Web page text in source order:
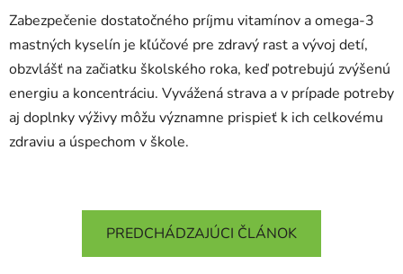
Zabezpečenie dostatočného príjmu vitamínov a omega-3
mastných kyselín je kľúčové pre zdravý rast a vývoj detí,
obzvlášť na začiatku školského roka, keď potrebujú zvýšenú
energiu a koncentráciu. Vyvážená strava a v prípade potreby
aj doplnky výživy môžu významne prispieť k ich celkovému
zdraviu a úspechom v škole.
PREDCHÁDZAJÚCI ČLÁNOK
Powered by chaterimo